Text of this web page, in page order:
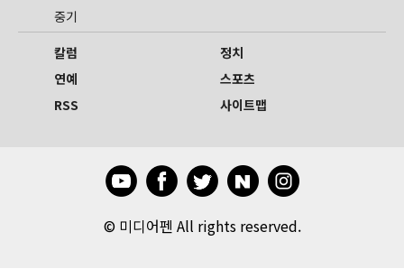
중기
칼럼
정치
연예
스포츠
RSS
사이트맵
© 미디어펜 All rights reserved.